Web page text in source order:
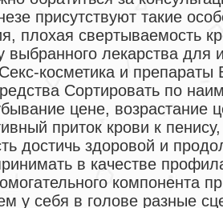
присутствуют такие
плохая свертываемость
выбранного лекарства для
косметика и
Сортировать по
цене, возрастание
приток крови к
достичь здоровой и
в качестве
компонента
у себя в голове разные